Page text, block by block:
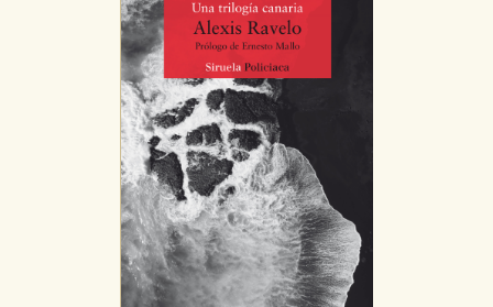
CONFIGURACIÓN DE COOKIES
HABILITAR TODO RECHAZAR TODO
Cookies necesarias
Estas cookies son necesarias para que nuestro sitio
web funcione y no es posible deshabilitarlas desde
nuestro sistema. Es posible hacerlo desde el
navegador, pero en ese caso es posible que algunas
áreas de nuestra web dejen de funcionar
correctamente.
Cookies de rendimiento y analíticas